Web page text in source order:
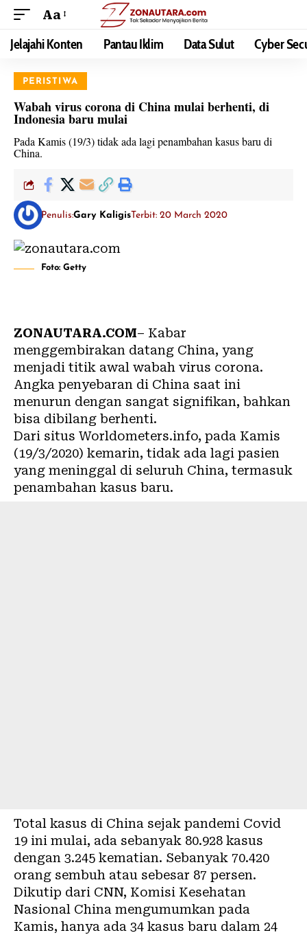
Aa
Jelajahi Konten Pantau Iklim Data Sulut Cyber
PERISTIWA
Wabah virus corona di China mulai berhenti, di
Indonesia baru mulai
Pada Kamis (19/3) tidak ada lagi penambahan kasus baru di
China.
Penulis:Gary KaligisTerbit: 20 March 2020
Foto: Getty
ZONAUTARA.COM– Kabar
menggembirakan datang China, yang
menjadi titik awal wabah virus corona.
Angka penyebaran di China saat ini
menurun dengan sangat signifikan, bahkan
bisa dibilang berhenti.
Dari situs Worldometers.info, pada Kamis
(19/3/2020) kemarin, tidak ada lagi pasien
yang meninggal di seluruh China, termasuk
penambahan kasus baru.
Total kasus di China sejak pandemi Covid
19 ini mulai, ada sebanyak 80.928 kasus
dengan 3.245 kematian. Sebanyak 70.420
orang sembuh atau sebesar 87 persen.
Dikutip dari CNN, Komisi Kesehatan
Nasional China mengumumkan pada
Kamis, hanya ada 34 kasus baru dalam 24